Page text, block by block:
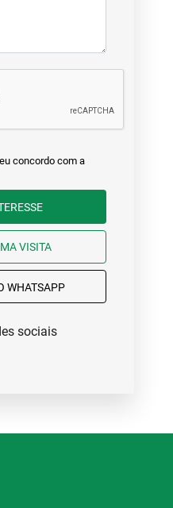
concordo com a
INTERESSE
UMA VISITA
WHATSAPP
sociais